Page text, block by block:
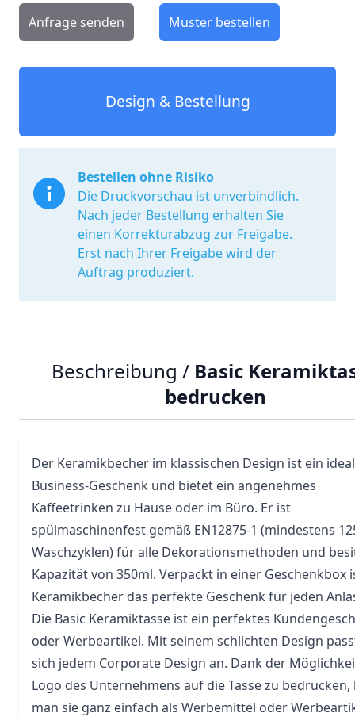
Anfrage senden Muster bestellen
Design & Bestellung
Bestellen ohne Risiko
Die Druckvorschau ist unverbindlich.
Nach jeder Bestellung erhalten Sie
einen Korrekturabzug zur Freigabe.
Erst nach Ihrer Freigabe wird der
Auftrag produziert.
Beschreibung / Basic
bedrucken
Der Keramikbecher im klassischen Design ist ein
Business-Geschenk und bietet ein angenehmes
Kaffeetrinken zu Hause oder im Büro. Er ist
spülmaschinenfest gemäß EN12875-1 (mindestens
Waschzyklen) für alle Dekorationsmethoden und
Kapazität von 350ml. Verpackt in einer Geschenkbox
Keramikbecher das perfekte Geschenk für jeden
Die Basic Keramiktasse ist ein perfektes
oder Werbeartikel. Mit seinem schlichten Design
sich jedem Corporate Design an. Dank der
Logo des Unternehmens auf die Tasse zu bedrucken,
man sie ganz einfach als Werbemittel oder